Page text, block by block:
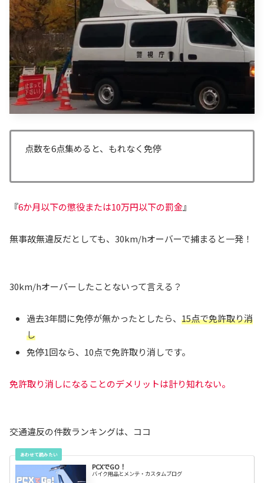
点数を6点集めると、もれなく免停
『6か月以下の懲役または10万円以下の罰金』
無事故無違反だとしても、30km/hオーバーで捕まると一発！
30km/hオーバーしたことないって言える？
過去3年間に免停が無かったとしたら、 15点で免許取り消
し
免停1回なら、10点で免許取り消しです。
免許取り消しになることのデメリットは計り知れない。
交通違反の件数ランキングは、ココ
PCXでGO！
バイク用品とメンテ・カスタムブログ